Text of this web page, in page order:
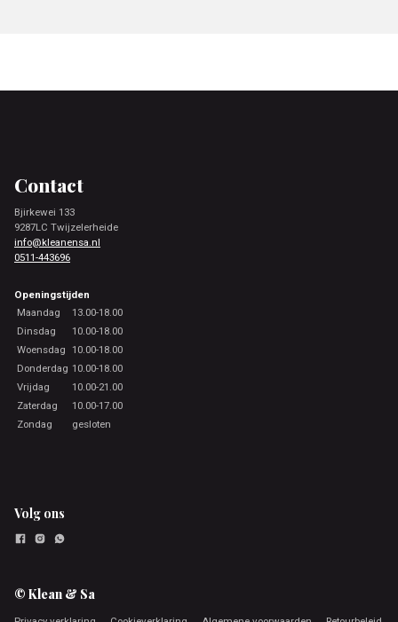
Contact
Bjirkewei 133
9287LC Twijzelerheide
info@kleanensa.nl
0511-443696
Openingstijden
Maandag
13.00-18.00
Dinsdag
10.00-18.00
Woensdag 10.00-18.00
Donderdag 10.00-18.00
Vrijdag
10.00-21.00
Zaterdag
10.00-17.00
Zondag
gesloten
Volg ons
© Klean & Sa